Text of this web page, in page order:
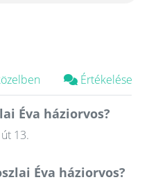
Értékelések
Éva háziorvos?
13.
Éva háziorvos?